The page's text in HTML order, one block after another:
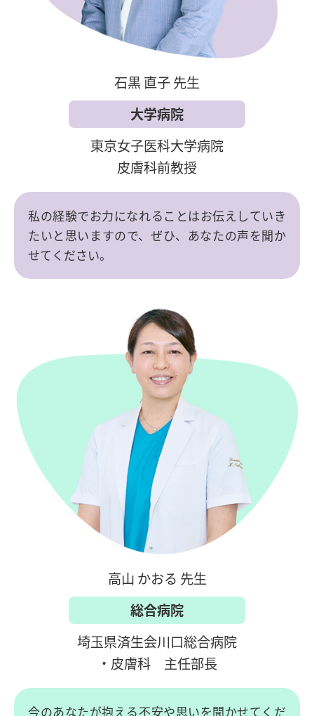
石黒 直子 先生
大学病院
東京女子医科大学病院
皮膚科前教授
私の経験でお力になれることはお伝えしていき
たいと思いますので、ぜひ、あなたの声を聞か
せてください。
高山 かおる 先生
総合病院
埼玉県済生会川口総合病院
・皮膚科 主任部長
今のあなたが抱える不安や思いを聞かせてくだ